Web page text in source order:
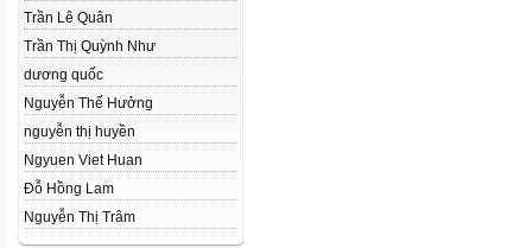
Trần Lê Quân
Trần Thị Quỳnh Như
dương quốc
Nguyễn Thế Hưởng
nguyễn thị huyền
Ngyuen Viet Huan
Đỗ Hồng Lam
Nguyễn Thị Trâm